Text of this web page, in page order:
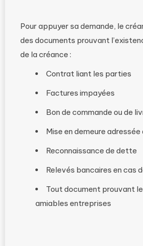
Pour appuyer sa demande, le
des documents prouvant
de la créance :
Contrat liant les parties
Factures impayées
Bon de commande ou de
Mise en demeure
Reconnaissance de dette
Relevés bancaires en cas
Tout document prouvant
amiables entreprises